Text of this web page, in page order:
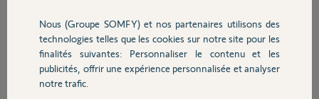
Sécurité
Domotique
Gauthier G.
Participer au fil de discussion
Nous (Groupe SOMFY) et nos partenaires utilisons des
technologies telles que les cookies sur notre site pour les
finalités suivantes: Personnaliser le contenu et les
publicités, offrir une expérience personnalisée et analyser
notre trafic.